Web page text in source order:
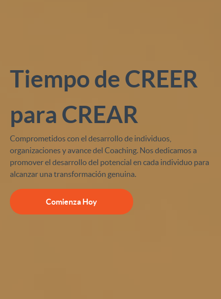
Tiempo de CREER
para CREAR
Comprometidos con el desarrollo de individuos,
organizaciones y avance del Coaching. Nos dedicamos a
promover el desarrollo del potencial en cada individuo para
alcanzar una transformación genuina.
Comienza Hoy